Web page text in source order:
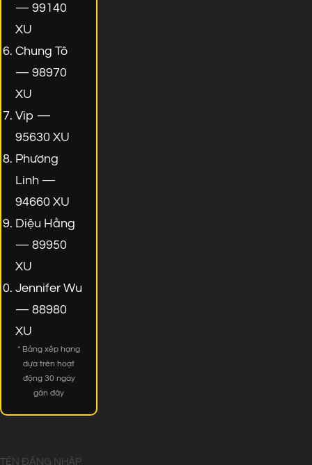
— 99140
XU
Chung Tô
— 98970
XU
Vip —
95630 XU
Phương
Linh —
94660 XU
Diệu Hằng
— 89950
XU
Jennifer Wu
— 88980
XU
* Bảng xếp hạng
dựa trên hoạt
động 30 ngày
gần đây
TÊN ĐĂNG NHẬP